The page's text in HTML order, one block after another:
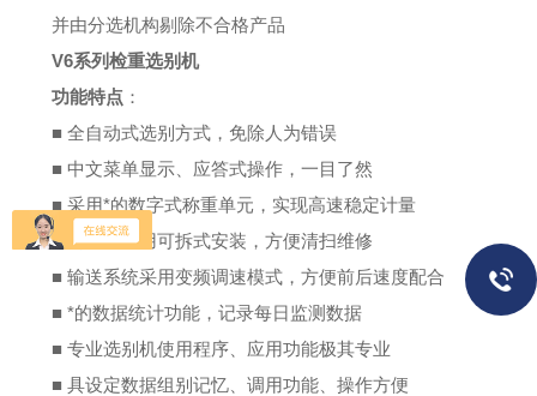
并由分选机构剔除不合格产品
V6系列检重选别机
功能特点 ：
■全自动式选别方式，免除人为错误
■中文菜单显示、应答式操作，一目了然
■ 采用*的数字式称重单元，实现高速稳定计量
■ 传送带采用可拆式安装，方便清扫维修
■输送系统采用变频调速模式，方便前后速度配合
■*的数据统计功能，记录每日监测数据
■专业选别机使用程序、应用功能极其专业
■具设定数据组别记忆、调用功能、操作方便